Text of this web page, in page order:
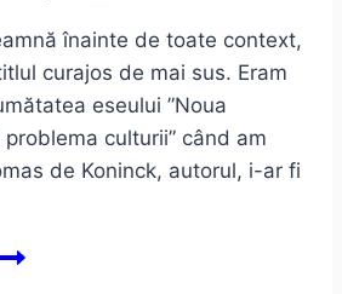
înainte de toate context,
curajos de mai sus. Eram
eseului ”Noua
culturii” când am
de Koninck, autorul, i-ar fi